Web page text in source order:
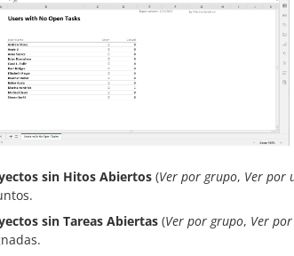
sin Hitos Abiertos (Ver por grupo, Ver por
sin Tareas Abiertas (Ver por grupo, Ver